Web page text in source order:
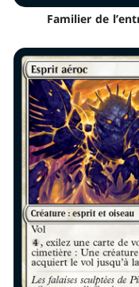
Familier de